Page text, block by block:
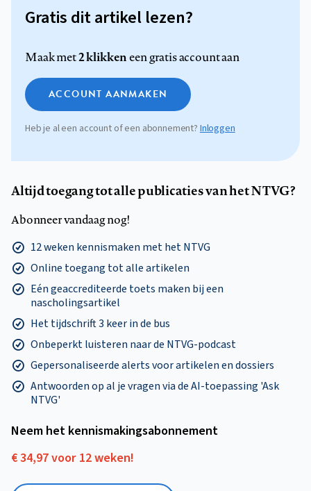
Gratis dit artikel lezen?
Maak met2 klikkeneen gratis account aan
ACCOUNT AANMAKEN
Heb je al een account of een abonnement? Inloggen
Altijd toegang tot alle publicaties van het NTVG?
Abonneer vandaag nog!
12 weken kennismaken met het NTVG
Online toegang tot alle artikelen
Eén geaccrediteerde toets maken bij een
nascholingsartikel
Het tijdschrift 3 keer in de bus
Onbeperkt luisteren naar de NTVG-podcast
Gepersonaliseerde alerts voor artikelen en dossiers
Antwoorden op al je vragen via de AI-toepassing 'Ask
NTVG'
Neem het kennismakings­abonnement
€ 34,97 voor 12 weken!